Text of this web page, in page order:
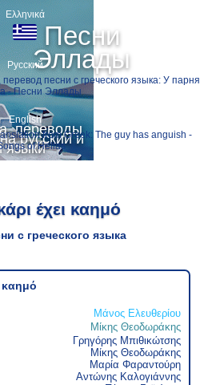
Песни
Эллады
переводы
русский и
языки
Ελληνικά
Русский
English
έχει καημό
с греческого языка
καημό
Μάνος Ελευθερίου
Μίκης Θεοδωράκης
Γρηγόρης Μπιθικώτσης
Μίκης Θεοδωράκης
Μαρία Φαραντούρη
Αντώνης Καλογιάννης